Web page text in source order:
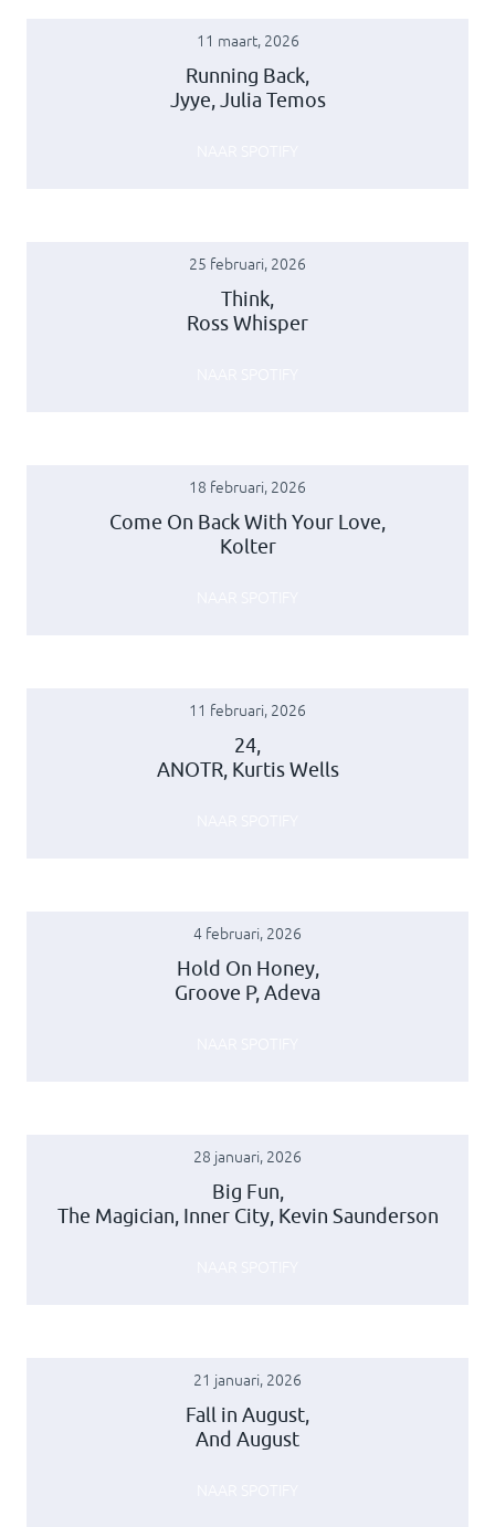
11 maart, 2026
Running Back,
Jyye, Julia Temos
25 februari, 2026
Think,
Ross Whisper
18 februari, 2026
Come On Back With Your Love,
Kolter
11 februari, 2026
24,
ANOTR, Kurtis Wells
4 februari, 2026
Hold On Honey,
Groove P, Adeva
28 januari, 2026
Big Fun,
The Magician, Inner City, Kevin Saunderson
21 januari, 2026
Fall in August,
And August